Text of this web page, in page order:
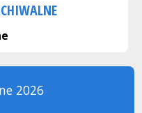
2026